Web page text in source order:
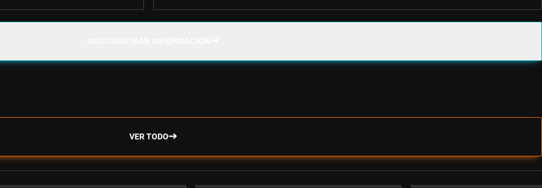
VER TODO